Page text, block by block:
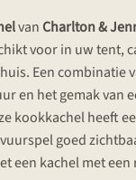
vanCharlton &
voor in uw tent,
Een combinatie
en het gemak van
kookkachel heeft
goed
een kachel met